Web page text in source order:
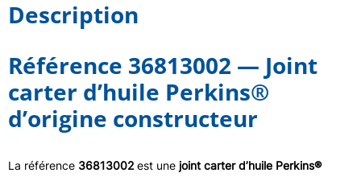
Description
Référence 36813002 — Joint
carter d’huile Perkins®
d’origine constructeur
La référence 36813002 est une joint carter d’huile Perkins®